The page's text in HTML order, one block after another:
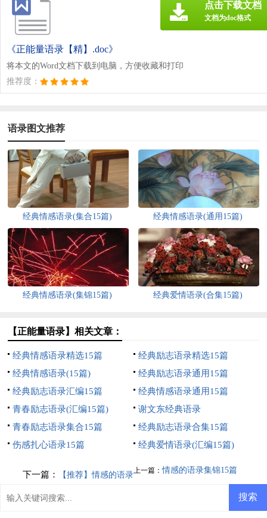
《正能量语录【精】.doc》
将本文的Word文档下载到电脑，方便收藏和打印
推荐度：
点击下载文档
文档为doc格式
语录图文推荐
经典情感语录(集合15篇) 经典情感语录(通用15篇)
经典情感语录(集锦15篇) 经典爱情语录(合集15篇)
【正能量语录】相关文章：
经典情感语录精选15篇
经典励志语录精选15篇
经典情感语录(15篇)
经典励志语录通用15篇
经典励志语录汇编15篇
经典情感语录通用15篇
青春励志语录(汇编15篇)
谢文东经典语录
青春励志语录集合15篇
经典励志语录合集15篇
伤感扎心语录15篇
经典爱情语录(汇编15篇)
上一篇：情感的语录集锦15篇
下一篇： 【推荐】情感的语录